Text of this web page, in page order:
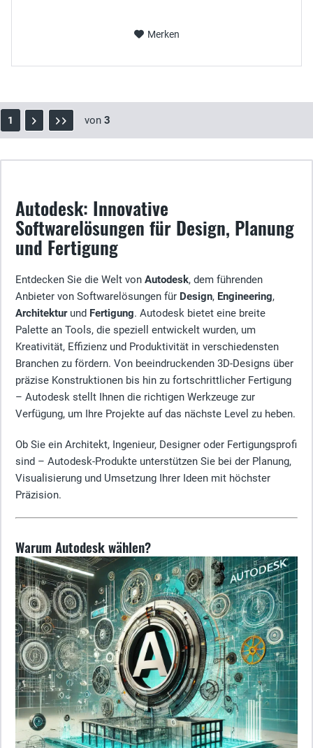
Merken
1 von 3
Autodesk: Innovative
Softwarelösungen für Design, Planung
und Fertigung
Entdecken Sie die Welt von Autodesk, dem führenden
Anbieter von Softwarelösungen für Design, Engineering,
Architekturund Fertigung. Autodesk bietet eine breite
Palette an Tools, die speziell entwickelt wurden, um
Kreativität, Effizienz und Produktivität in verschiedensten
Branchen zu fördern. Von beeindruckenden 3D-Designs über
präzise Konstruktionen bis hin zu fortschrittlicher Fertigung
– Autodesk stellt Ihnen die richtigen Werkzeuge zur
Verfügung, um Ihre Projekte auf das nächste Level zu heben.
Ob Sie ein Architekt, Ingenieur, Designer oder Fertigungsprofi
sind – Autodesk-Produkte unterstützen Sie bei der Planung,
Visualisierung und Umsetzung Ihrer Ideen mit höchster
Präzision.
Warum Autodesk wählen?